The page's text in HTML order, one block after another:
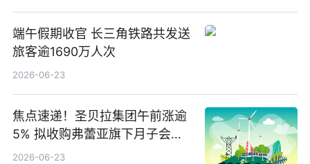
端午假期收官 长三角铁路共发送
旅客逾1690万人次
2026-06-23
焦点速递！圣贝拉集团午前涨逾
5% 拟收购弗蕾亚旗下月子会所
业务少数股权
2026-06-23